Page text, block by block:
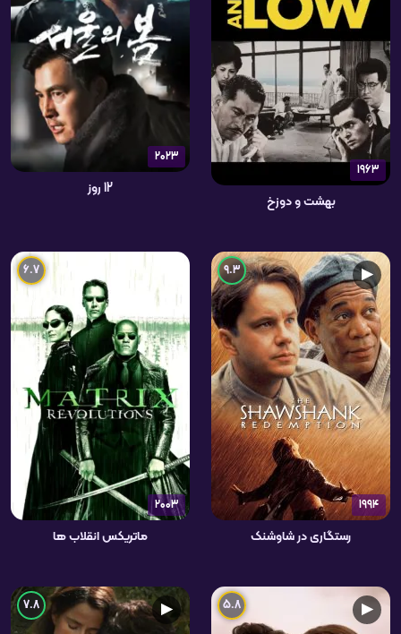
1963
بهشت و دوزخ
2023
12 روز
1994
▶
9.3
رستگاری در شاوشنک
2003
6.7
ماتریکس انقلاب ها
▶
5.8
▶
7.8